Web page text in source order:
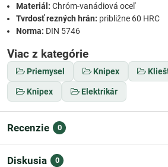
Materiál: Chróm-vanádiová oceľ
Tvrdosť rezných hrán: približne 60 HRC
Norma: DIN 5746
Viac z kategórie
Priemysel Knipex
Knipex Elektrikár
Recenzie 0
Diskusia 0